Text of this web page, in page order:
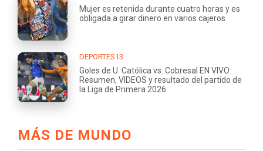
Mujer es retenida durante cuatro horas y es
obligada a girar dinero en varios cajeros
DEPORTES13
Goles de U. Católica vs. Cobresal EN VIVO:
Resumen, VIDEOS y resultado del partido de
la Liga de Primera 2026
MÁS DE MUNDO